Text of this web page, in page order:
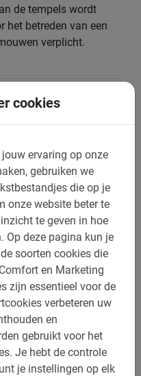
cookies
jouw ervaring op onze
gebruiken we
die op je
onze website beter te
te geven in hoe
Op deze pagina kun je
soorten cookies die
en Marketing
zijn essentieel voor de
verbeteren uw
en
gebruikt voor het
Je hebt de controle
je instellingen op elk
de tempels wordt
het betreden van een
verplicht.
Terecht, fietsen
verblijf. Je zult deze
als
een plek door je
Hier zijn
Onze gidsen
binnen en buiten. Je
op een veilige en
Hierdoor is
leeftijden. Reis je door
fietstochtniet missen.
echt met onze